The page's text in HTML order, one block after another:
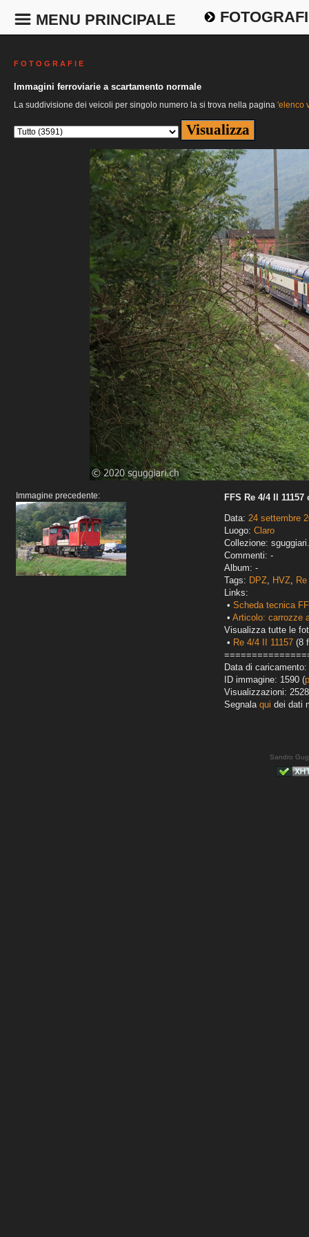
MENU PRINCIPALE
F O T O G R A F I E
Immagini ferroviarie a scartamento normale
La suddivisione dei veicoli per singolo numero la si trova nella pagina 'elenco
Immagine precedente:
FFS Re 4/4 II
Data: 24 settembre
Luogo: Claro
Collezione:
Commenti: -
Album: -
Tags: DPZ, HVZ,
Links:
• Scheda tecnica
• Articolo: carrozze
Visualizza tutte le
• Re 4/4 II 11157 (8
Data di
ID immagine: 1590 (
Visualizzazioni: 2528
Segnala qui dei dati
Sandro